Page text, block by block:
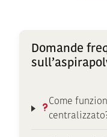
Domande
Come